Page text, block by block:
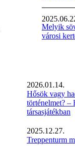
Melyik
városi
2026.01.14.
Hősök vagy
történelmet? –
társasjátékban
2025.12.27.
Treppenturm